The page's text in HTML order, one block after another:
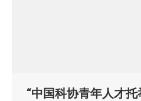
“中国科协青年人才